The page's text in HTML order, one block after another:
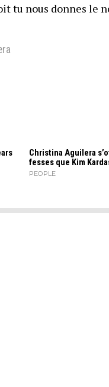
tu nous donnes le
Christina Aguilera
fesses que Kim
PEOPLE